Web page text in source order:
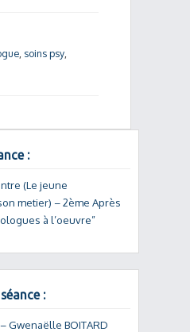
soins psy
:
(Le jeune
metier) – 2ème Après
à l’oeuvre”
:
Gwenaëlle BOITARD